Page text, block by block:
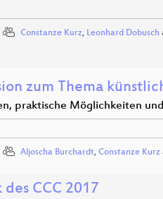
Constanze Kurz, Leonhard Dobusch
zum Thema
praktische Möglichkeiten
Aljoscha Burchardt, Constanze Kurz
CCC 2017